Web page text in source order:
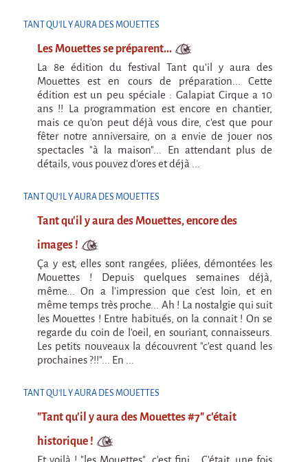
MORDICUS (titre provisoire)
En souvenir
Risque ZérO
BOI
Capilotractées
Marathon
Roue de la Mort
Sur le Chemin de la Route
L'herbe tendre
La F.R.A.P.
Wagabond
Château Descartes
Parasites
En Bretagne
La démarche
Les projets contextuels
Générations Cirque
TANT QU'IL Y AURA DES MOUETTES
Les Mouettes se préparent...
La 8e édition du festival Tant qu'il y aura des
Mouettes est en cours de préparation... Cette
édition est un peu spéciale : Galapiat Cirque a 10
ans !! La programmation est encore en chantier,
mais ce qu'on peut déjà vous dire, c'est que pour
fêter notre anniversaire, on a envie de jouer nos
spectacles "à la maison"... En attendant plus de
détails, vous pouvez d'ores et déjà ...
TANT QU'IL Y AURA DES MOUETTES
Tant qu'il y aura des Mouettes, encore des
images !
Ça y est, elles sont rangées, pliées, démontées les
Mouettes ! Depuis quelques semaines déjà,
même... On a l'impression que c'est loin, et en
même temps très proche... Ah ! La nostalgie qui suit
les Mouettes ! Entre habitués, on la connait ! On se
regarde du coin de l'oeil, en souriant, connaisseurs.
Les petits nouveaux la découvrent "c'est quand les
prochaines ?!!"... En ...
TANT QU'IL Y AURA DES MOUETTES
"Tant qu'il y aura des Mouettes #7" c'était
historique !